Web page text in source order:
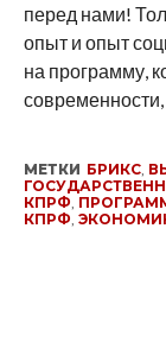
перед нами!
опыт и опыт
на программу,
МЕТКИ БРИКС,
КПРФ
КПРФ